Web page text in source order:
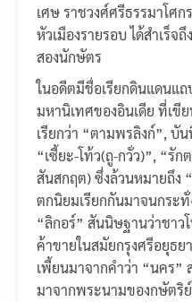
เศษ ราชวงศ์ศรีธรรมาโศ
หัวเมืองรายรอบ ได้สำเร็จ
สองนักษัตร
ในอดีตมีชื่อเรียกดินแดนแ
มหานิเทศของอินเดีย ที่เ
เรียกว่า “ตามพรลิงก์”, บั
“เซี้ยะ-โท้ว(ถู-กวั่ว)”, “รั
สันสกฤต) ซึ่งล้วนหมายถึง
ตกนิยมเรียกกันมาจนกระ
“ลิกอร์” สันนิษฐานว่าชาว
ค้าขายในสมัยกรุงศรีอยุธย
เพี้ยนมาจากคำว่า “นคร”
มาจากพระนามของกษัตริ